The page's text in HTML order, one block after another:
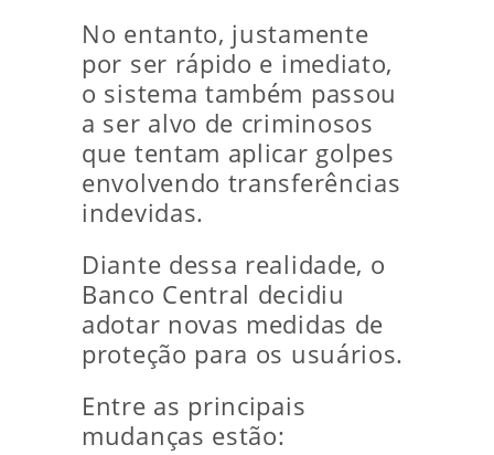
No entanto, justamente
por ser rápido e imediato,
o sistema também passou
a ser alvo de criminosos
que tentam aplicar golpes
envolvendo transferências
indevidas.
Diante dessa realidade, o
Banco Central decidiu
adotar novas medidas de
proteção para os usuários.
Entre as principais
mudanças estão: